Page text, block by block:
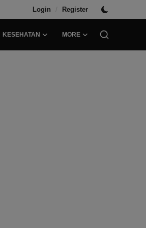
Login / Register
KESEHATAN MORE